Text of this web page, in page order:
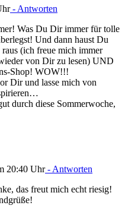
- Antworten
Was Du Dir immer für tolle
Und dann haust Du
raus (ich freue mich immer
von Dir zu lesen) UND
Shop! WOW!!!
Dir und lasse mich von
durch diese Sommerwoche,
20:40 Uhr- Antworten
das freut mich echt riesig!